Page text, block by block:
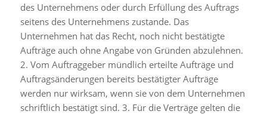
des Unternehmens oder durch Erfüllung des Auftrags
seitens des Unternehmens zustande. Das
Unternehmen hat das Recht, noch nicht bestätigte
Aufträge auch ohne Angabe von Gründen abzulehnen.
2. Vom Auftraggeber mündlich erteilte Aufträge und
Auftragsänderungen bereits bestätigter Aufträge
werden nur wirksam, wenn sie von dem Unternehmen
schriftlich bestätigt sind. 3. Für die Verträge gelten die